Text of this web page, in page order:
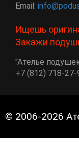
Email:
Ищешь
Закажи
"Ателье
+7 (812) 718-27-
© 2006-2026